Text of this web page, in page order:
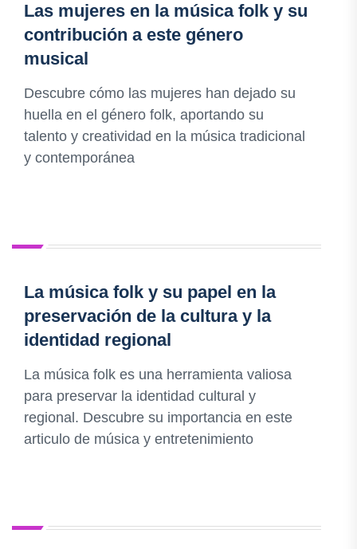
Las mujeres en la música folk y su
contribución a este género
musical
Descubre cómo las mujeres han dejado su
huella en el género folk, aportando su
talento y creatividad en la música tradicional
y contemporánea
La música folk y su papel en la
preservación de la cultura y la
identidad regional
La música folk es una herramienta valiosa
para preservar la identidad cultural y
regional. Descubre su importancia en este
articulo de música y entretenimiento